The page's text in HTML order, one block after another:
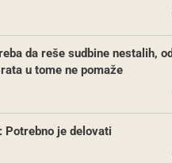
da reše sudbine nestalih,
u tome ne pomaže
Potrebno je delovati